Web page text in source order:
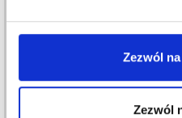
Zezwól
Zezwól
VIKING SNORRE